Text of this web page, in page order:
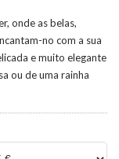
onde as belas,
no com a sua
e muito elegante
ou de uma rainha